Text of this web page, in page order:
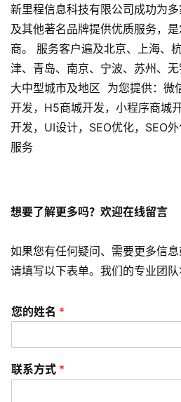
数
字
营
销
A
P
P
开
短
视
资
分
享
常
见
新里程信息科技有限公司成功为
及其他著名品牌提供优质服务，
商。 服务客户遍及北京、上海、
津、青岛、南京、宁波、苏州、
大中型城市及地区 为您提供：微
开发，H5商城开发，小程序商城
开发，UI设计，SEO优化，SEO
服务
想要了解更多吗？欢迎在线留言
如果您有任何疑问、需要更多信息
请填写以下表单。我们的专业团
您的姓名 *
联系方式 *